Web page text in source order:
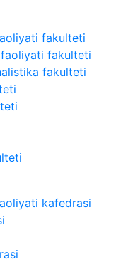
fakulteti
fakulteti
fakulteti
kafedrasi